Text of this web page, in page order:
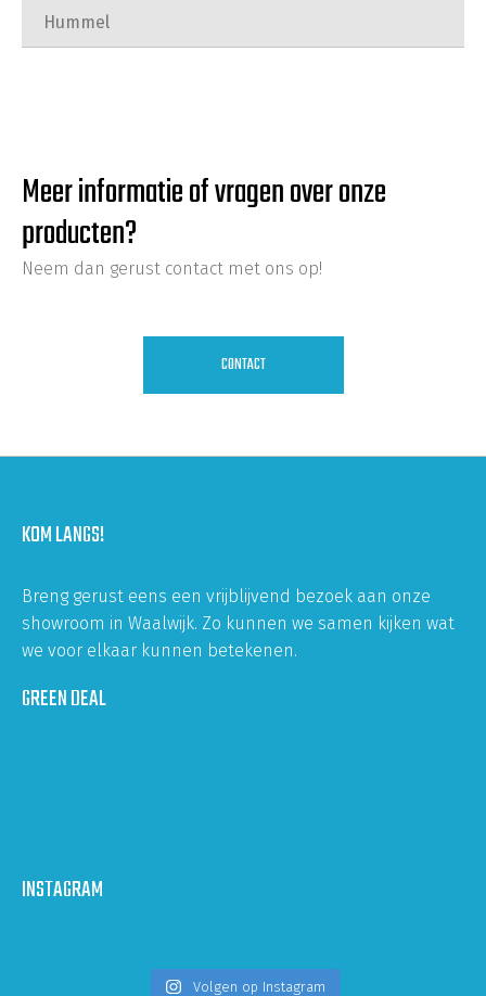
Hummel
Meer informatie of vragen over onze
producten?
Neem dan gerust contact met ons op!
CONTACT
KOM LANGS!
Breng gerust eens een vrijblijvend bezoek aan onze
showroom in Waalwijk. Zo kunnen we samen kijken wat
we voor elkaar kunnen betekenen.
GREEN DEAL
INSTAGRAM
Volgen op Instagram